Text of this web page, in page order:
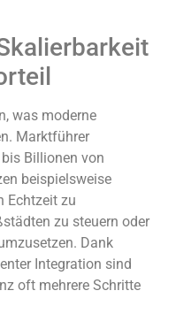
was moderne
Marktführer
Billionen von
beispielsweise
Echtzeit zu
zu steuern oder
Dank
Integration sind
oft mehrere Schritte